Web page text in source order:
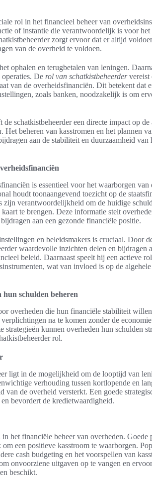
rol in het financieel beheer van
of instantie die verantwoordelijk is voor het
zorgt ervoor dat er altijd
van de overheid te voldoen.
ophalen en terugbetalen van leningen.
De rol van schatkistbeheerdervereist
van de overheidsfinanciën. Dit betekent dat
zoals banken, noodzakelijk is om
schatkistbeheerder een directe impact op de
. Het beheren van kasstromen en het plannen
aan de stabiliteit en duurzaamheid van
is essentieel voor het waarborgen van
houdt toonaangevend toezicht op de
zijn verantwoordelijkheid om de huidige
te brengen. Deze informatie stelt
aan een gezonde financiële positie.
en beleidsmakers is cruciaal. Door
waardevolle inzichten delen en bijdragen
beleid. Daarnaast speelt hij een actieve
wat van invloed is op de
hun schulden beheren
overheden die hun financiële stabiliteit
na te komen zonder de
kunnen overheden hun schulden
rol.
ligt in de mogelijkheid om de looptijd van
verhouding tussen kortlopende en
van de overheid versterkt. Een goede
bevordert de kredietwaardigheid.
het financiële beheer van overheden. Goede
een positieve kasstroom te waarborgen.
cash budgeting en het voorspellen van
onvoorziene uitgaven op te vangen en
beschikt.